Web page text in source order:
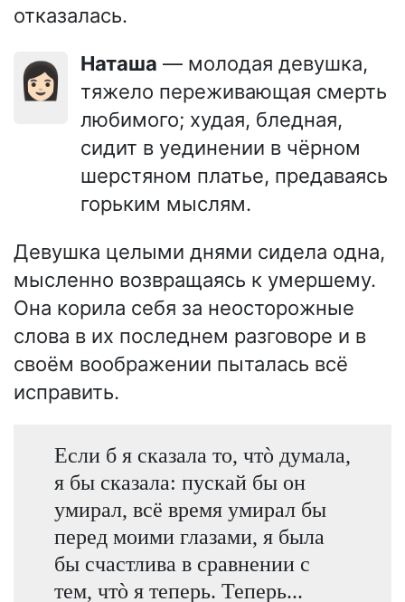
отказалась.
👩🏻 Наташа — молодая девушка,
тяжело переживающая смерть
любимого; худая, бледная,
сидит в уединении в чёрном
шерстяном платье, предаваясь
горьким мыслям.
Девушка целыми днями сидела одна,
мысленно возвращаясь к умершему.
Она корила себя за неосторожные
слова в их последнем разговоре и в
своём воображении пыталась всё
исправить.
Если б я сказала то, чтò думала,
я бы сказала: пускай бы он
умирал, всё время умирал бы
перед моими глазами, я была
бы счастлива в сравнении с
тем, чтò я теперь. Теперь...